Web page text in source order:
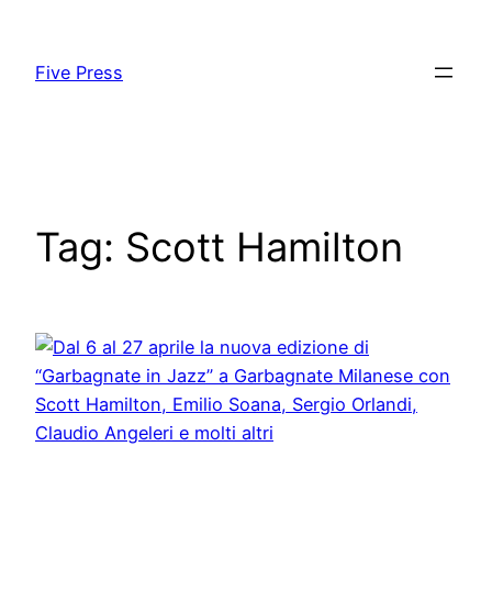
content
Five Press
Tag: Scott Hamilton